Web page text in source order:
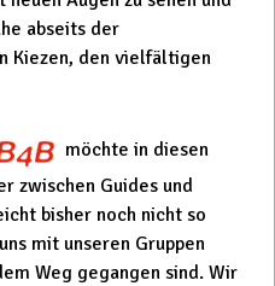
abseits der
Kiezen, den vielfältigen
möchte in diesen
zwischen Guides und
bisher noch nicht so
mit unseren Gruppen
Weg gegangen sind. Wir